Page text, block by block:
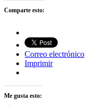
Comparte esto:
Correo electrónico
Imprimir
Me gusta esto: